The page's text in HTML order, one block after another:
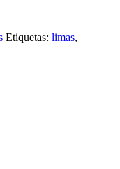
Etiquetas: limas,